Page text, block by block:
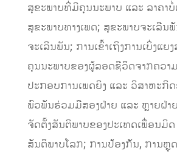
ສຸຂະພາບທີ່ມີຄຸນນະພາບ ແລະ ລາຄາ
ສຸຂະພາບທາງເພດ; ສຸຂະພາບຈະເລີນ
ຈະເລີນພັນ; ການເຂົ້າເຖິງການເບິ່ງແຍ
ຄຸນນະພາບຂອງຜູ້ລອດຊີວິດຈາກຄວາ
ປະກອບການເພດຍິງ ແລະ ວິສາຫະກິ
ພົວພັນຮ່ວມມືສອງຝ່າຍ ແລະ ຫຼາຍຝ່າ
ຈັດຕັ້ງສັນຕິພາບຂອງປະເທດເພື່ອນມິ
ສັນຕິພາບໂລກ; ການປ້ອງກັນ, ການຫຼຸ